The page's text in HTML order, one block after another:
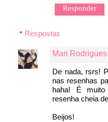
Responder
Respostas
Mari Rodrigues
De nada, rsrs!
nas resenhas
haha! É
resenha cheia
Beijos!